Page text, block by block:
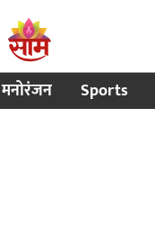
मनोरंजन Sports